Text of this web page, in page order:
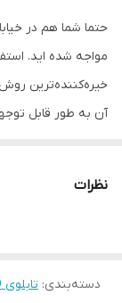
ویژگی‌های دستگاه
وزن
حتما شما هم در
مواجه شده اید.
خیره‌کننده‌ترین
آن به طور قابل
دیودهای نورانی
است؛ چرا که
نظرات
دسته‌بندی: تابلوی LED